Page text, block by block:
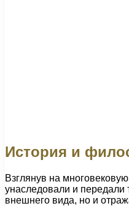
История и
Взглянув на
унаследовали и передали
внешнего вида, но и